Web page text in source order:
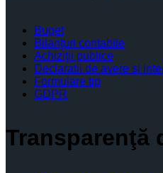
Buget
Bilanţuri contabile
Achiziţii publice
Declaratii de avere si
Formulare tip
GDPR
Transparenţă